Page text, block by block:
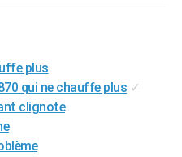
plus
qui ne chauffe plus ✓
clignote